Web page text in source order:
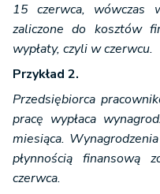
15 czerwca, wówczas
zaliczone do kosztów
wypłaty, czyli w czerwcu.
Przykład 2.
Przedsiębiorca
pracę wypłaca
miesiąca.
płynnością finansową
czerwca.